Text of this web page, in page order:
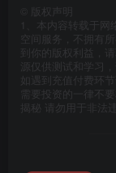
版权声明
1、本内容转载于网
空间服务，不拥有
到你的版权利益，
源仅供测试和学习
如遇到充值付费环
需要投资的一律不
揭秘 请勿用于非法